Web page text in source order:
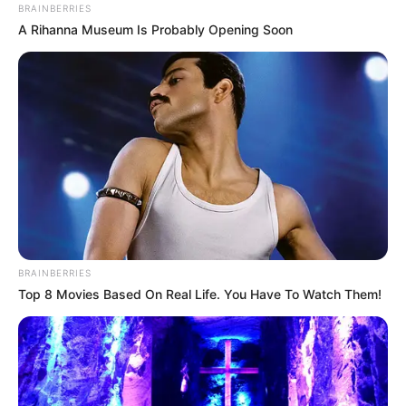
azonnal a park bejárata felé.
11 óra 45 perckor autójuk behajtott a North Valley
Autószerelő Műhelybe.
Hector aggódott egy furcsa, ritmikus sípoló hang
miatt, amely a motorháztető alól hallatszott,
miközben felgyorsultak.
Az ügyeletes szerelő, Michael Thornton, azonnal
megvizsgálta a járművet.
Ellenőrizte az ékszíj feszességét és a hűtőfolyadék
BRAINBERRIES
A Rihanna Museum Is Probably Opening Soon
BRAINBERRIES
Top 8 Movies Based On Real Life. You Have To Watch Them!